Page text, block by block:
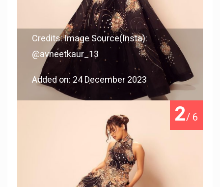
Credits: Image Source(Insta):
@avneetkaur_13
Added on: 24 December 2023
2/ 6